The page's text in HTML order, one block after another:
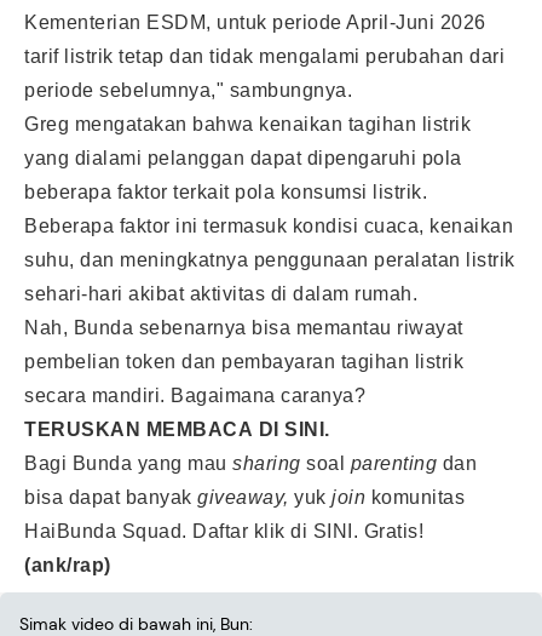
Kementerian ESDM, untuk periode April-Juni 2026
tarif listrik tetap dan tidak mengalami perubahan dari
periode sebelumnya," sambungnya.
Greg mengatakan bahwa kenaikan tagihan listrik
yang dialami pelanggan dapat dipengaruhi pola
beberapa faktor terkait pola konsumsi listrik.
Beberapa faktor ini termasuk kondisi cuaca, kenaikan
suhu, dan meningkatnya penggunaan peralatan listrik
sehari-hari akibat aktivitas di dalam rumah.
Nah, Bunda sebenarnya bisa memantau riwayat
pembelian token dan pembayaran tagihan listrik
secara mandiri. Bagaimana caranya?
TERUSKAN MEMBACA DI SINI.
Bagi Bunda yang mau sharing soal parenting dan
bisa dapat banyak giveaway, yuk join komunitas
HaiBunda Squad. Daftar klik di SINI . Gratis!
(ank/rap)
Simak video di bawah ini, Bun: